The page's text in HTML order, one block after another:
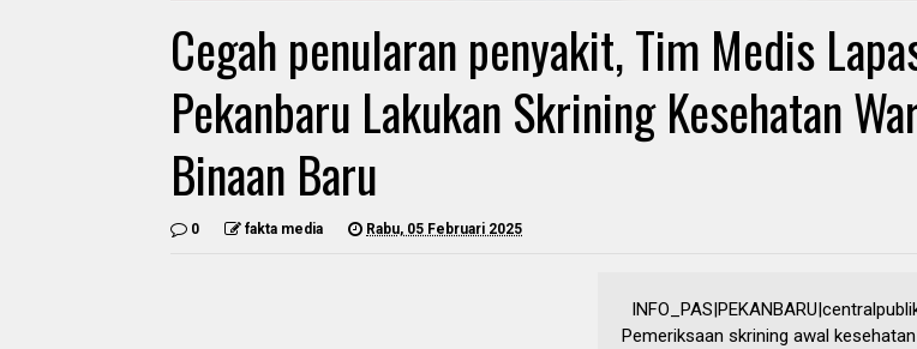
Cegah penularan penyakit, Tim Medis
Pekanbaru Lakukan Skrining Kesehatan
Binaan Baru
0 fakta media Rabu, 05 Februari 2025
Pemeriksaan skrining awal